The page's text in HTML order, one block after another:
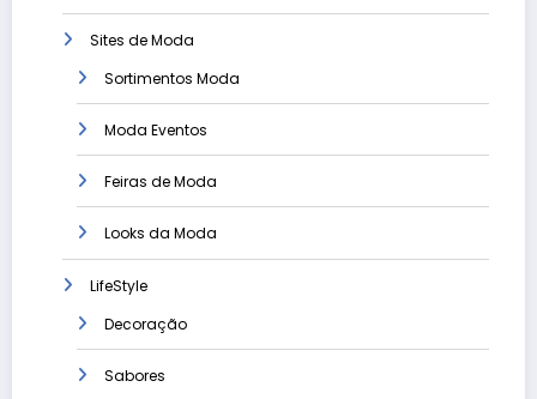
Sites de Moda
Sortimentos Moda
Moda Eventos
Feiras de Moda
Looks da Moda
LifeStyle
Decoração
Sabores